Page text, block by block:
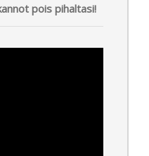
pois pihaltasi!